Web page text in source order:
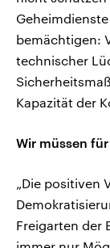
bemächtigen:
technischer
Kapazität der
Wir müssen
„Die positiven
Freigarten der